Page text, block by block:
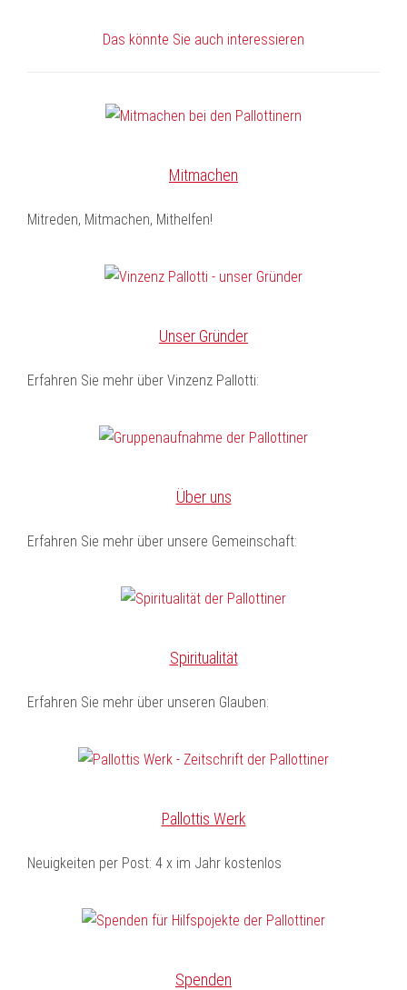
Das könnte Sie auch interessieren
Mitmachen
Mitreden, Mitmachen, Mithelfen!
Unser Gründer
Erfahren Sie mehr über Vinzenz Pallotti:
Über uns
Erfahren Sie mehr über unsere Gemeinschaft:
Spiritualität
Erfahren Sie mehr über unseren Glauben:
Pallottis Werk
Neuigkeiten per Post: 4 x im Jahr kostenlos
Spenden